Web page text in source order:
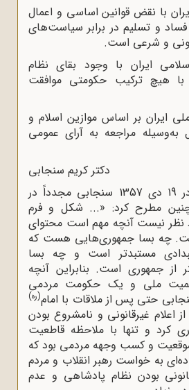
با نقض قوانین اساسی و اعمال
و تسلیم در برابر سیاست‌های
و شرعی است.
ایران با وجود بقای نظام
با هیچ ترکیب حکومتی موافقت
ایران بر اساس موازین اسلام و
به‌وسیله مراجعه به آرای عمومی
دکتر کریم سنجابی
اما با این وجود در 19 دی 1357 سنجابی مجدداً در
مطرح کرد: «... شکل و فرم
نیست آنچه مهم است محتوای
چه بسا جمهوری‌هایی هست که
مستبدتر است و چه بسا
از جمهوری است. بنابراین آنچه
ملی و یک حکومت مردمی
حتى پس از ملاقات با امام(ره)
پاریس (آبان 57) از اعلام غیرقانونى و نامشروع بودن
کرد و تنها با ملاحظه قاطعیت
و کسب وجهه مردمى بود که
به خواست رهبر انقلاب و مردم
بودن نظام پادشاهى و عدم